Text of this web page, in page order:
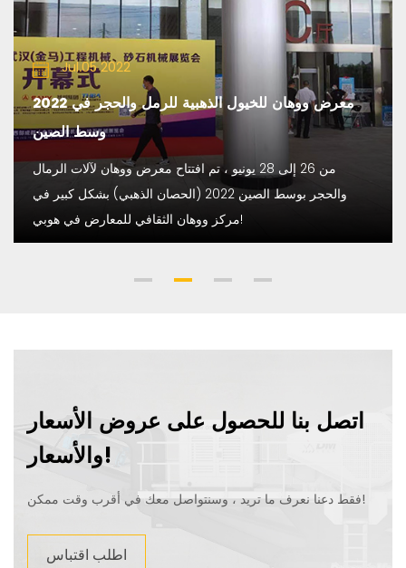
Jul.05 2022
2022 معرض ووهان للخيول الذهبية للرمل والحجر في
وسط الصين
من 26 إلى 28 يونيو ، تم افتتاح معرض ووهان لآلات الرمال
والحجر بوسط الصين 2022 (الحصان الذهبي) بشكل كبير في
مركز ووهان الثقافي للمعارض في هوبي!
اتصل بنا للحصول على عروض الأسعار
والأسعار!
فقط دعنا نعرف ما تريد ، وسنتواصل معك في أقرب وقت ممكن!
اطلب اقتباس